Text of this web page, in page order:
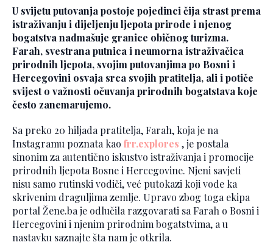
U svijetu putovanja postoje pojedinci čija strast prema
istraživanju i dijeljenju ljepota prirode i njenog
bogatstva nadmašuje granice običnog turizma.
Farah, svestrana putnica i neumorna istraživačica
prirodnih ljepota, svojim putovanjima po Bosni i
Hercegovini osvaja srca svojih pratitelja, ali i potiče
svijest o važnosti očuvanja prirodnih bogatstava koje
često zanemarujemo.
Sa preko 20 hiljada pratitelja, Farah, koja je na
Instagramu poznata kao frr.explores , je postala
sinonim za autentično iskustvo istraživanja i promocije
prirodnih ljepota Bosne i Hercegovine. Njeni savjeti
nisu samo rutinski vodiči, već putokazi koji vode ka
skrivenim draguljima zemlje. Upravo zbog toga ekipa
portal Žene.ba je odlučila razgovarati sa Farah o Bosni i
Hercegovini i njenim prirodnim bogatstvima, a u
nastavku saznajte šta nam je otkrila.